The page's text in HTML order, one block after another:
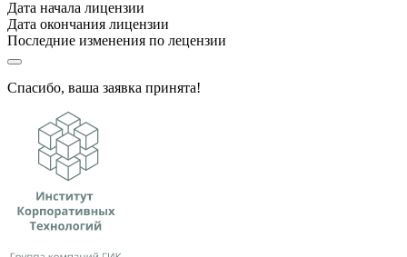
Дата начала лицензии
Дата окончания лицензии
Последние изменения по лецензии
Спасибо, ваша заявка принята!